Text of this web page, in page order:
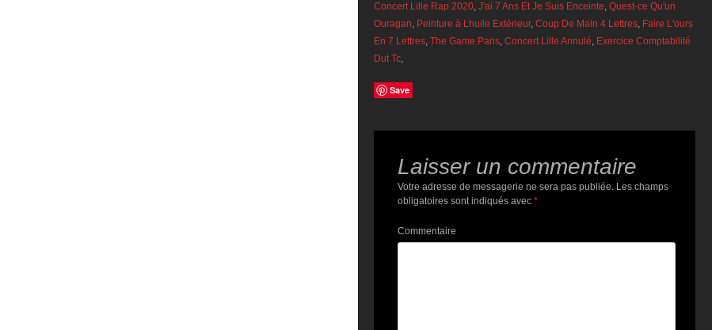
Concert Lille Rap 2020, J'ai 7 Ans Et Je Suis Enceinte, Quest-ce Qu'un
Ouragan, Peinture à Lhuile Extérieur, Coup De Main 4 Lettres, Faire L'ours
En 7 Lettres, The Game Paris, Concert Lille Annulé, Exercice Comptabilité
Dut Tc,
Save
Laisser un commentaire
Votre adresse de messagerie ne sera pas publiée. Les champs
obligatoires sont indiqués avec *
Commentaire